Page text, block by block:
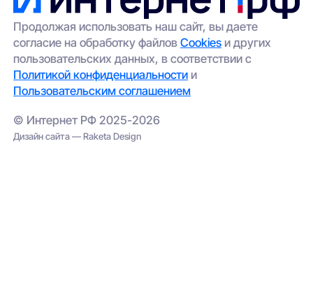
Продолжая использовать наш сайт, вы даете
согласие на обработку файловCookies и других
пользовательских данных, в соответствии с
Политикой конфиденциальности и
Пользовательским соглашением
© Интернет РФ 2025-2026
Дизайн сайта — Raketa Design